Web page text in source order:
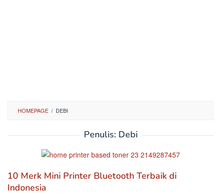
HOMEPAGE / DEBI
Penulis: Debi
10 Merk Mini Printer Bluetooth Terbaik di
Indonesia